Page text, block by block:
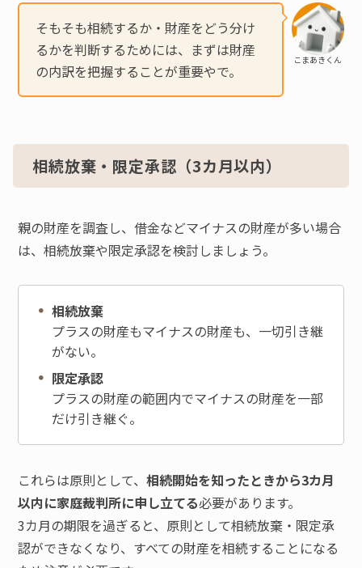
こまあきくん
そもそも相続するか・財産をどう分け
るかを判断するためには、まずは財産
の内訳を把握することが重要やで。
相続放棄・限定承認（3カ月以内）
親の財産を調査し、借金などマイナスの財産が多い場合
は、相続放棄や限定承認を検討しましょう。
相続放棄
プラスの財産もマイナスの財産も、一切引き継
がない。
限定承認
プラスの財産の範囲内でマイナスの財産を一部
だけ引き継ぐ。
これらは原則として、相続開始を知ったときから3カ月
以内に家庭裁判所に申し立てる必要があります。
3カ月の期限を過ぎると、原則として相続放棄・限定承
認ができなくなり、すべての財産を相続することになる